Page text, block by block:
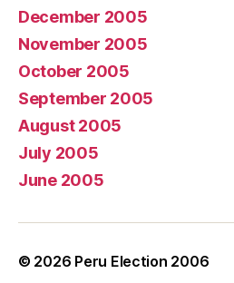
December 2005
November 2005
October 2005
September 2005
August 2005
July 2005
June 2005
© 2026 Peru Election 2006